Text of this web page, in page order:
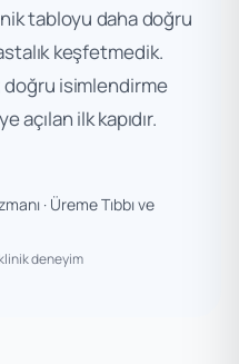
tabloyu daha doğru
keşfetmedik.
isimlendirme
ilk kapıdır.
· Üreme Tıbbı ve
deneyim